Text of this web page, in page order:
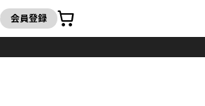
会員登録
カート